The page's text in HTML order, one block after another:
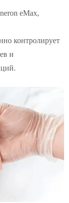
eMax,
контролирует
и